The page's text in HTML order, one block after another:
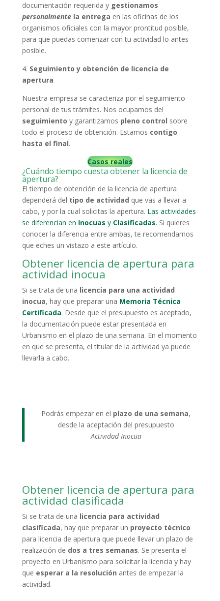
documentación requerida y gestionamos
personalmentela entrega en las oficinas de los
organismos oficiales con la mayor prontitud posible,
para que puedas comenzar con tu actividad lo antes
posible.
4. Seguimiento y obtención de licencia de
apertura
Nuestra empresa se caracteriza por el seguimiento
personal de tus trámites. Nos ocupamos del
seguimiento y garantizamos pleno control sobre
todo el proceso de obtención. Estamos contigo
hasta el final.
Casos reales
¿Cuándo tiempo cuesta obtener la licencia de
apertura?
El tiempo de obtención de la licencia de apertura
dependerá del tipo de actividad que vas a llevar a
cabo, y por la cual solicitas la apertura. Las actividades
se diferencian en Inocuas y Clasificadas. Si quieres
conocer la diferencia entre ambas, te recomendamos
que eches un vistazo a este artículo.
Obtener licencia de apertura para
actividad inocua
Si se trata de una licencia para una actividad
inocua, hay que preparar una Memoria Técnica
Certificada. Desde que el presupuesto es aceptado,
la documentación puede estar presentada en
Urbanismo en el plazo de una semana. En el momento
en que se presenta, el titular de la actividad ya puede
llevarla a cabo.
Podrás empezar en el plazo de una semana,
desde la aceptación del presupuesto
Actividad Inocua
Obtener licencia de apertura para
actividad clasificada
Si se trata de una licencia para actividad
clasificada, hay que preparar un proyecto técnico
para licencia de apertura que puede llevar un plazo de
realización de dos a tres semanas. Se presenta el
proyecto en Urbanismo para solicitar la licencia y hay
que esperar a la resolución antes de empezar la
actividad.